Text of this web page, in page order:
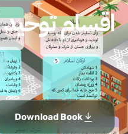
اقسام توحيد
Download Book